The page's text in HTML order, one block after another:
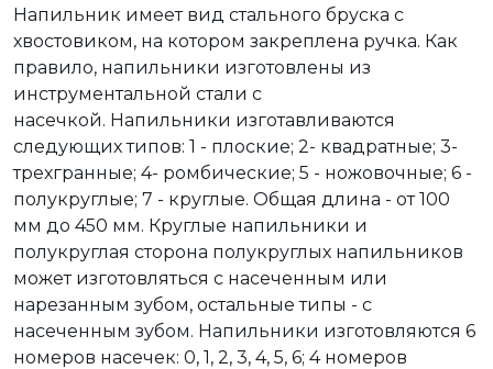
Напильник имеет вид стального бруска с
хвостовиком, на котором закреплена ручка. Как
правило, напильники изготовлены из
инструментальной стали с
насечкой. Напильники изготавливаются
следующих типов: 1 - плоские; 2- квадратные; 3-
трехгранные; 4- ромбические; 5 - ножовочные; 6 -
полукруглые; 7 - круглые. Общая длина - от 100
мм до 450 мм. Круглые напильники и
полукруглая сторона полукруглых напильников
может изготовляться с насеченным или
нарезанным зубом, остальные типы - с
насеченным зубом. Напильники изготовляются 6
номеров насечек: 0, 1, 2, 3, 4, 5, 6; 4 номеров